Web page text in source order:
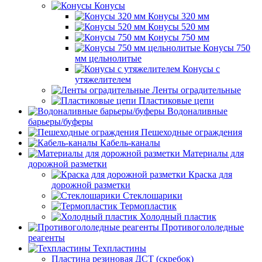
Конусы
Конусы 320 мм
Конусы 520 мм
Конусы 750 мм
Конусы 750
мм цельнолитые
Конусы с
утяжелителем
Ленты оградительные
Пластиковые цепи
Водоналивные
барьеры/буферы
Пешеходные ограждения
Кабель-каналы
Материалы для
дорожной разметки
Краска для
дорожной разметки
Стеклошарики
Термопластик
Холодный пластик
Противогололедные
реагенты
Техпластины
Пластина резиновая ДСТ (скребок)